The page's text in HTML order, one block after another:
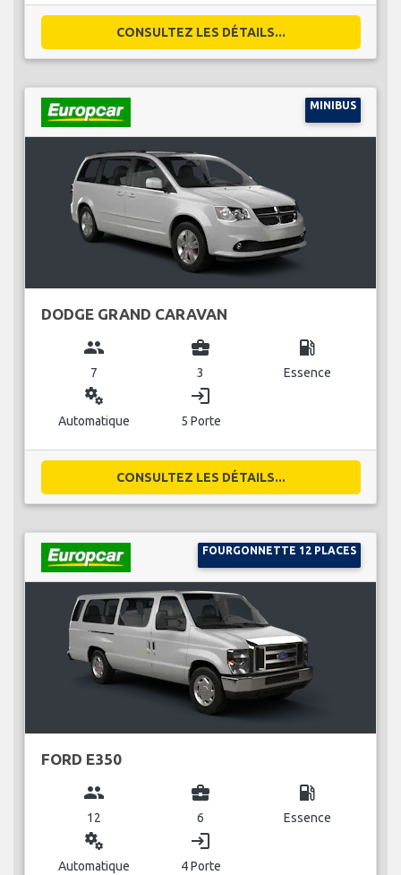
CONSULTEZ LES DÉTAILS...
MINIBUS
DODGE GRAND CARAVAN
group
7
business_center
3
local_gas_station
Essence
miscellaneous_services
Automatique
login
5 Porte
CONSULTEZ LES DÉTAILS...
FOURGONNETTE 12 PLACES
FORD E350
group
12
business_center
6
local_gas_station
Essence
miscellaneous_services
Automatique
login
4 Porte